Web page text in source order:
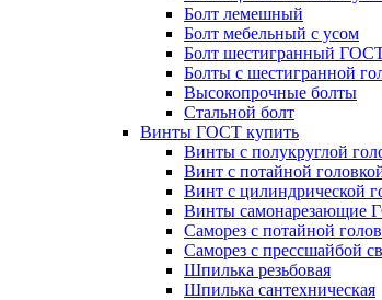
Болт лемешный
Болт мебельный с усом
Болт шестигранный
Болты с шестигранной
Высокопрочные болты
Стальной болт
Винты ГОСТ купить
Винты с полукруглой
Винт с потайной
Винт с цилиндрической
Винты самонарезающие
Саморез с потайной
Саморез с прессшайбой
Шпилька резьбовая
Шпилька сантехническая